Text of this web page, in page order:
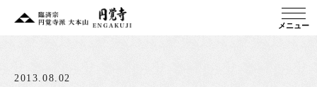
メニュー
2013.08.02